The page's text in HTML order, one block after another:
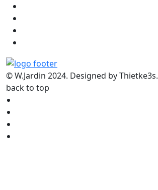
© W.Jardin 2024. Designed by Thietke3s.
back to top